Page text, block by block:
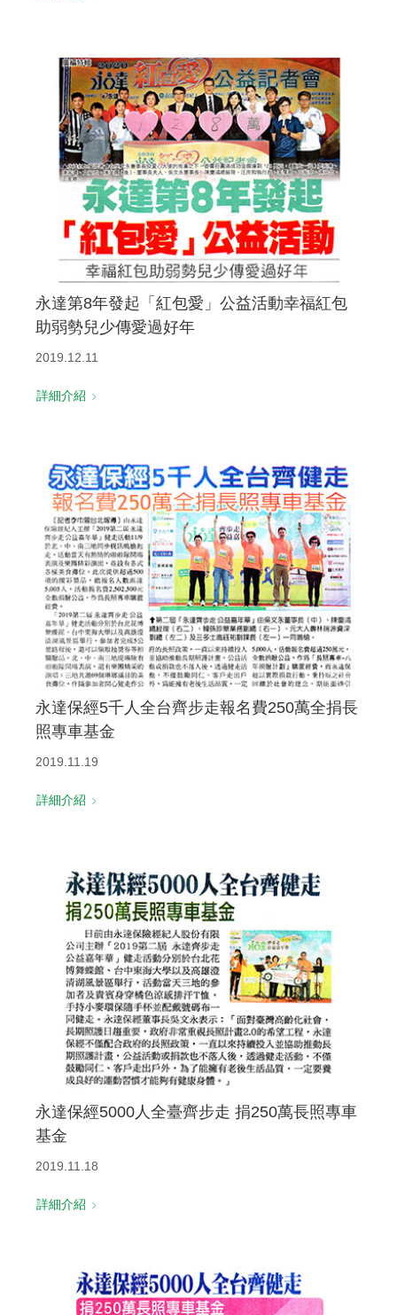
永達第8年發起「紅包愛」公益活動幸福紅包
助弱勢兒少傳愛過好年
2019.12.11
詳細介紹
永達保經5千人全台齊步走報名費250萬全捐長
照專車基金
2019.11.19
詳細介紹
永達保經5000人全臺齊步走 捐250萬長照專車
基金
2019.11.18
詳細介紹